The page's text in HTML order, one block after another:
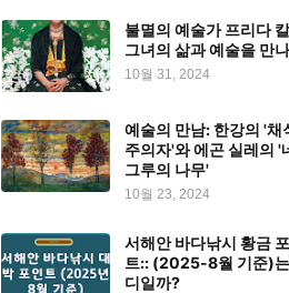
불멸의 예술가 프리다
그녀의 삶과 예술을 만
10월 31, 2024
예술의 만남: 한강의 '채
주의자'와 에곤 실레의 '
그루의 나무'
10월 23, 2024
서해안 바다낚시 황금
트:: (2025-8월 기준)
디일까?